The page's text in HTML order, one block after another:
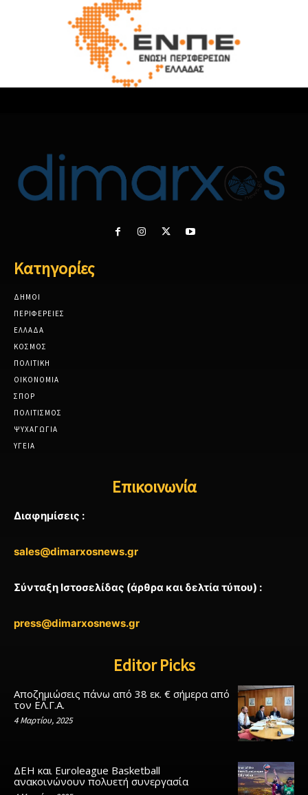
Κατηγορίες
ΔΗΜΟΙ
ΠΕΡΙΦΕΡΕΙΕΣ
ΕΛΛΑΔΑ
ΚΟΣΜΟΣ
ΠΟΛΙΤΙΚΗ
ΟΙΚΟΝΟΜΙΑ
ΣΠΟΡ
ΠΟΛΙΤΙΣΜΟΣ
ΨΥΧΑΓΩΓΙΑ
ΥΓΕΙΑ
Επικοινωνία
Διαφημίσεις :
sales@dimarxosnews.gr
Σύνταξη Ιστοσελίδας (άρθρα και δελτία τύπου) :
press@dimarxosnews.gr
Editor Picks
Αποζημιώσεις πάνω από 38 εκ. € σήμερα από
τον ΕΛ.Γ.Α.
4 Μαρτίου, 2025
ΔΕΗ και Euroleague Basketball
ανακοινώνουν πολυετή συνεργασία